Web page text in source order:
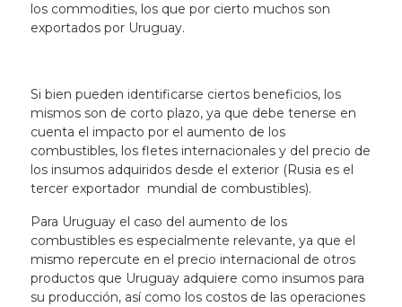
los commodities, los que por cierto muchos son
exportados por Uruguay.
Si bien pueden identificarse ciertos beneficios, los
mismos son de corto plazo, ya que debe tenerse en
cuenta el impacto por el aumento de los
combustibles, los fletes internacionales y del precio de
los insumos adquiridos desde el exterior (Rusia es el
tercer exportador mundial de combustibles).
Para Uruguay el caso del aumento de los
combustibles es especialmente relevante, ya que el
mismo repercute en el precio internacional de otros
productos que Uruguay adquiere como insumos para
su producción, así como los costos de las operaciones